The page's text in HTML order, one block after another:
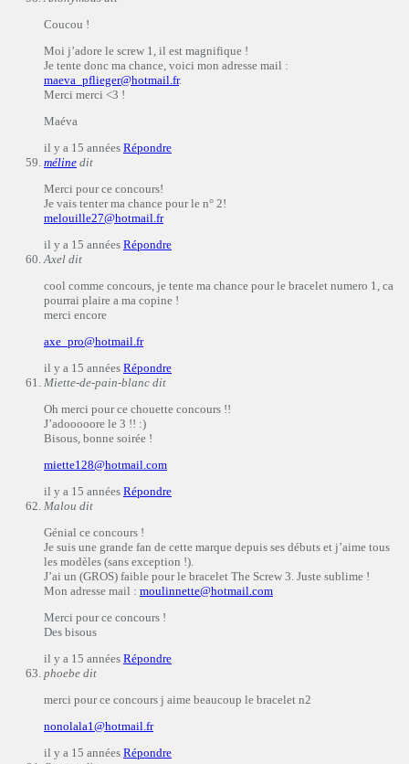
Coucou !
Moi j’adore le screw 1, il est magnifique !
Je tente donc ma chance, voici mon adresse mail :
maeva_pflieger@hotmail.fr.
Merci merci <3 !
Maéva
il y a 15 années Répondre
méline dit
Merci pour ce concours!
Je vais tenter ma chance pour le n° 2!
melouille27@hotmail.fr
il y a 15 années Répondre
Axel dit
cool comme concours, je tente ma chance pour le bracelet numero 1, ca
pourrai plaire a ma copine !
merci encore
axe_pro@hotmail.fr
il y a 15 années Répondre
Miette-de-pain-blanc dit
Oh merci pour ce chouette concours !!
J’adooooore le 3 !! :)
Bisous, bonne soirée !
miette128@hotmail.com
il y a 15 années Répondre
Malou dit
Génial ce concours !
Je suis une grande fan de cette marque depuis ses débuts et j’aime tous
les modèles (sans exception !).
J’ai un (GROS) faible pour le bracelet The Screw 3. Juste sublime !
Mon adresse mail : moulinnette@hotmail.com
Merci pour ce concours !
Des bisous
il y a 15 années Répondre
phoebe dit
merci pour ce concours j aime beaucoup le bracelet n2
nonolala1@hotmail.fr
il y a 15 années Répondre